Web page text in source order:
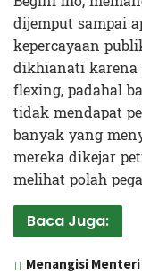
dijemput sampai
kepercayaan
dikhianati karena
flexing, padahal
tidak mendapat
banyak yang
mereka dikejar
melihat polah
Baca Juga:
Menangisi